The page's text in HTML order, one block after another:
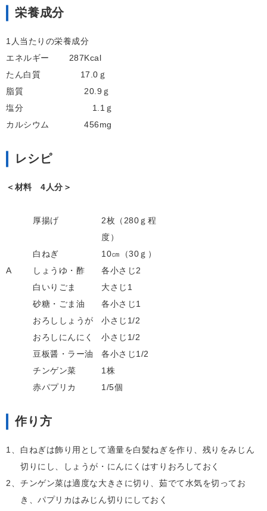
栄養成分
1人当たりの栄養成分
エネルギー 287Kcal
たん白質 17.0ｇ
脂質 20.9ｇ
塩分 1.1ｇ
カルシウム 456mg
レシピ
＜材料 4人分＞
厚揚げ
2枚（280ｇ程
度）
白ねぎ
10㎝（30ｇ）
A
しょうゆ・酢
各小さじ2
白いりごま
大さじ1
砂糖・ごま油
各小さじ1
おろししょうが
小さじ1/2
おろしにんにく
小さじ1/2
豆板醤・ラー油
各小さじ1/2
チンゲン菜
1株
赤パプリカ
1/5個
作り方
1、
白ねぎは飾り用として適量を白髪ねぎを作り、残りをみじん
切りにし、しょうが・にんにくはすりおろしておく
2、 チンゲン菜は適度な大きさに切り、茹でて水気を切ってお
き、パプリカはみじん切りにしておく